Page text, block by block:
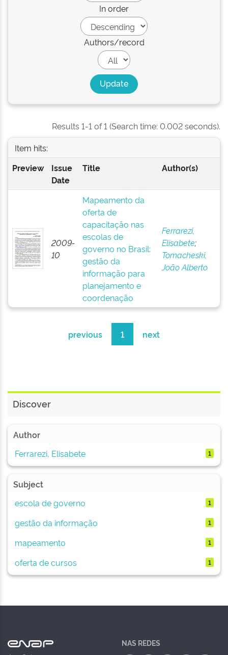
In order
Authors/record
Results 1-1 of 1 (Search time: 0.002 seconds).
Item hits:
Preview
Issue
Date
Title Author(s)
2009-
10
Mapeamento da
oferta de
capacitação nas
escolas de
governo no Brasil:
gestão da
informação para
planejamento e
coordenação
Ferrarezi,
Elisabete;
Tomacheski,
João Alberto
previous 1 next
Discover
Author
Ferrarezi, Elisabete
1
Subject
escola de governo
1
gestão da informação 1
mapeamento 1
oferta de cursos 1
NAS REDES